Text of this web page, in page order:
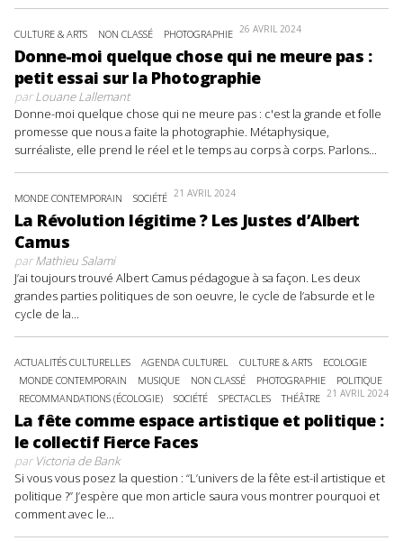
CULTURE & ARTS NON CLASSÉ PHOTOGRAPHIE 26 AVRIL 2024
Donne-moi quelque chose qui ne meure pas :
petit essai sur la Photographie
parLouane Lallemant
Donne-moi quelque chose qui ne meure pas : c'est la grande et folle
promesse que nous a faite la photographie. Métaphysique,
surréaliste, elle prend le réel et le temps au corps à corps. Parlons...
MONDE CONTEMPORAIN SOCIÉTÉ 21 AVRIL 2024
La Révolution légitime ? Les Justes d’Albert
Camus
parMathieu Salami
J’ai toujours trouvé Albert Camus pédagogue à sa façon. Les deux
grandes parties politiques de son oeuvre, le cycle de l’absurde et le
cycle de la...
ACTUALITÉS CULTURELLES AGENDA CULTUREL CULTURE & ARTS
ECOLOGIE
MONDE CONTEMPORAIN
MUSIQUE NON CLASSÉ PHOTOGRAPHIE
POLITIQUE
RECOMMANDATIONS (ÉCOLOGIE)
SOCIÉTÉ SPECTACLES THÉÂTRE 21 AVRIL 2024
La fête comme espace artistique et politique :
le collectif Fierce Faces
parVictoria de Bank
Si vous vous posez la question : “L’univers de la fête est-il artistique et
politique ?” J’espère que mon article saura vous montrer pourquoi et
comment avec le...